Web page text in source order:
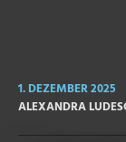
1. DEZEMBER 2025
ALEXANDRA